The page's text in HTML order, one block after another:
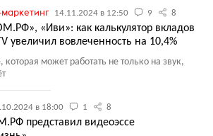
14.11.2024 в 12:50 9 8
«Иви»: как калькулятор вкладов
увеличил вовлеченность на 10,4%
может работать не только на звук,
в 18:00 1 8
представил видеоэссе